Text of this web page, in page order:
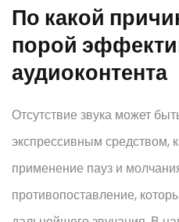
По какой
порой
аудиоконтента
Отсутствие звука может
экспрессивным средством,
применение пауз и
противопоставление,